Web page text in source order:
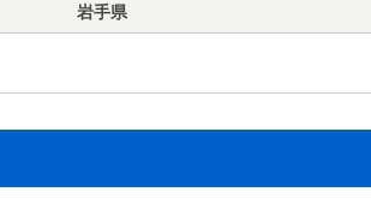
岩手県